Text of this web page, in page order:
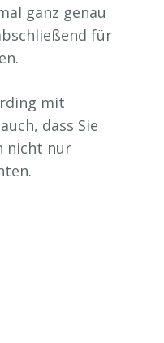
ganz genau
für
mit
dass Sie
nicht nur